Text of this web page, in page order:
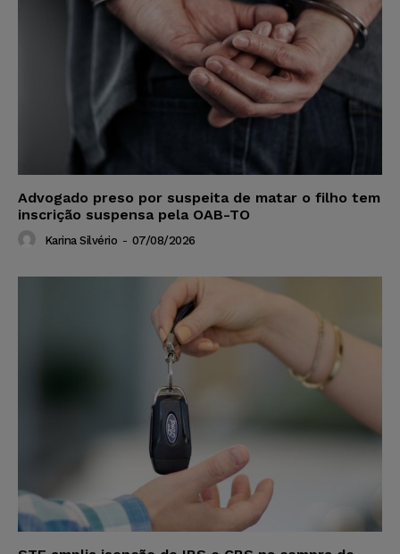
Advogado preso por suspeita de matar o filho tem
inscrição suspensa pela OAB-TO
Karina Silvério - 07/08/2026